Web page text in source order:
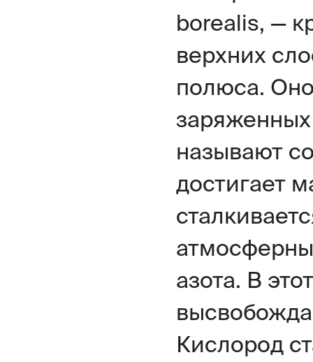
borealis, —
верхних
полюса. Оно
называют
достигает
азота. В
Кислород